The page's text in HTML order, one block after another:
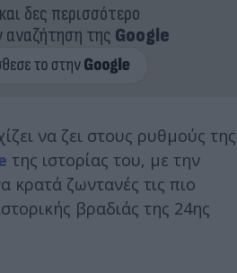
δες περισσότερο
αναζήτηση της Google
να ζει στους ρυθμούς της
της ιστορίας του, με την
κρατά ζωντανές τις πιο
βραδιάς της 24ης